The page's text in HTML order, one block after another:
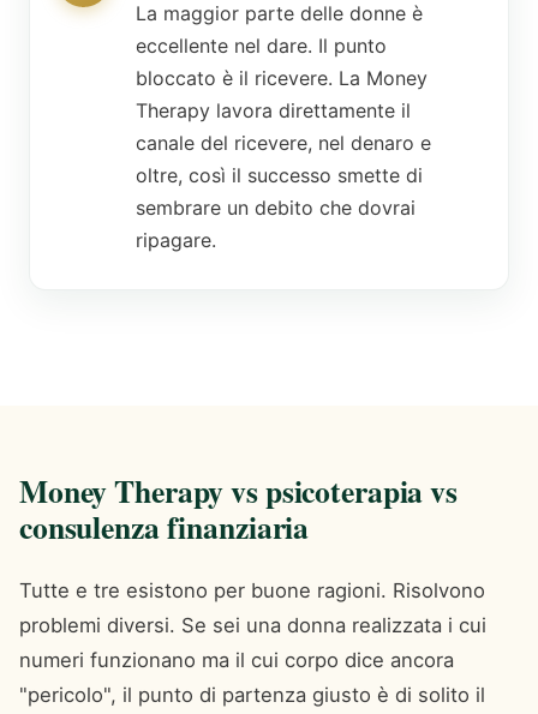
La maggior parte delle donne è
eccellente nel dare. Il punto
bloccato è il ricevere. La Money
Therapy lavora direttamente il
canale del ricevere, nel denaro e
oltre, così il successo smette di
sembrare un debito che dovrai
ripagare.
Money Therapy vs psicoterapia vs
consulenza finanziaria
Tutte e tre esistono per buone ragioni. Risolvono
problemi diversi. Se sei una donna realizzata i cui
numeri funzionano ma il cui corpo dice ancora
"pericolo", il punto di partenza giusto è di solito il